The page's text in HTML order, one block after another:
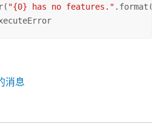
"{0} has no features."
消息